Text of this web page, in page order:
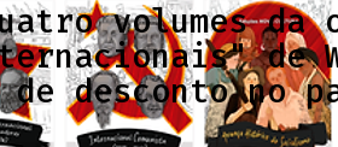
volumes
de
de desconto no